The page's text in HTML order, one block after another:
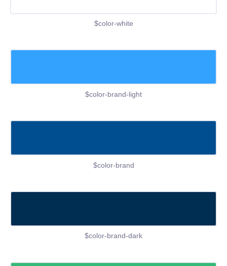
$color-white
$color-brand-light
$color-brand
$color-brand-dark